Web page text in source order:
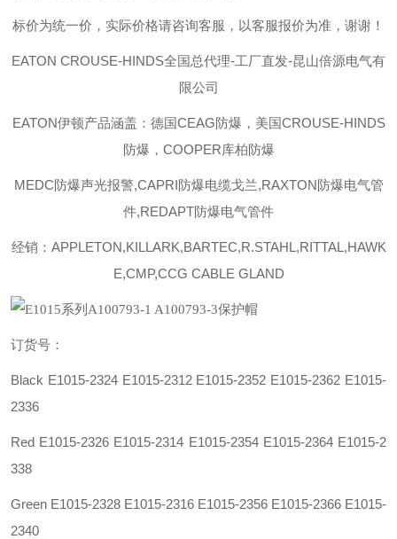
标价为统一价，实际价格请咨询客服，以客服报价为准，谢谢！
EATON CROUSE-HINDS全国总代理-工厂直发-昆山倍源电气有
限公司
EATON伊顿产品涵盖：德国CEAG防爆，美国CROUSE-HINDS
防爆，COOPER库柏防爆
MEDC防爆声光报警,CAPRI防爆电缆戈兰,RAXTON防爆电气管
件,REDAPT防爆电气管件
经销：APPLETON,KILLARK,BARTEC,R.STAHL,RITTAL,HAWK
E,CMP,CCG CABLE GLAND
订货号：
Black E1015-2324 E1015-2312 E1015-2352 E1015-2362 E1015-
2336
Red E1015-2326 E1015-2314 E1015-2354 E1015-2364 E1015-2
338
Green E1015-2328 E1015-2316 E1015-2356 E1015-2366 E1015-
2340